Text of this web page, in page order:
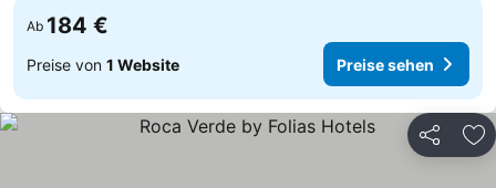
Ab 184 €
Preise von 1 Website Preise sehen
Teilen